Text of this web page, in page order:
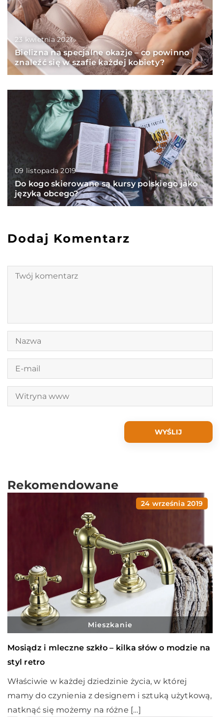
23 kwietnia 2021
Bielizna na specjalne okazje – co powinno
znaleźć się w szafie każdej kobiety?
09 listopada 2019
Do kogo skierowane są kursy polskiego jako
języka obcego?
Dodaj Komentarz
Rekomendowane
24 września 2019
Mieszkanie
Mosiądz i mleczne szkło – kilka słów o modzie na
styl retro
Właściwie w każdej dziedzinie życia, w której
mamy do czynienia z designem i sztuką użytkową,
natknąć się możemy na różne […]